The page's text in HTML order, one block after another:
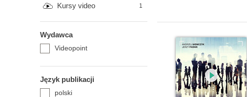
Kursy video
1
Wydawca
Videopoint
Język publikacji
polski